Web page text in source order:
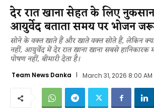
देर रात खाना सेहत के लिए
आयुर्वेद बताता समय पर भोजन
सोने के वक्त खाते हैं और खाते वक्त सोते हैं, लेकिन
नहीं, आयुर्वेद में देर रात खाना खाना सबसे हानिकारक
पोषण नहीं, बीमारी देता है।
Team News Danka March 31, 2026 8:00 AM